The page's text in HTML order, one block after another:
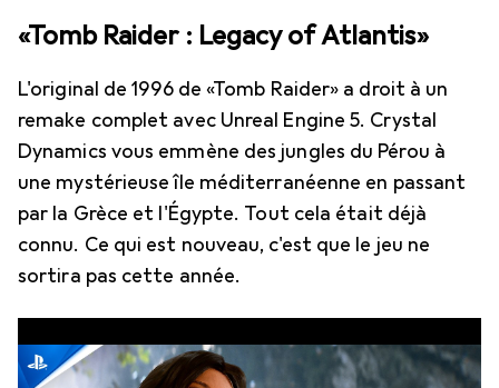
«Tomb Raider : Legacy of Atlantis»
L'original de 1996 de «Tomb Raider» a droit à un
remake complet avec Unreal Engine 5. Crystal
Dynamics vous emmène des jungles du Pérou à
une mystérieuse île méditerranéenne en passant
par la Grèce et l'Égypte. Tout cela était déjà
connu. Ce qui est nouveau, c'est que le jeu ne
sortira pas cette année.